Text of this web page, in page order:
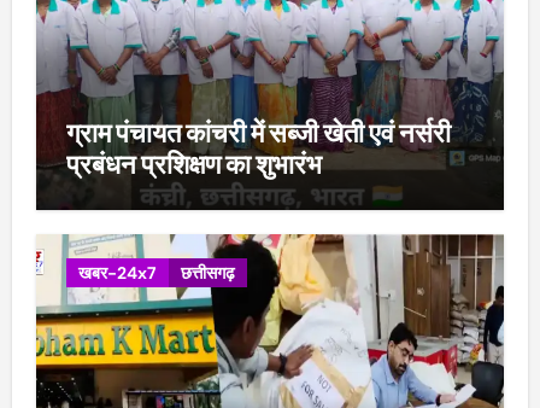
ग्राम पंचायत कांचरी में सब्जी खेती एवं नर्सरी
प्रबंधन प्रशिक्षण का शुभारंभ
खबर-24x7 छत्तीसगढ़